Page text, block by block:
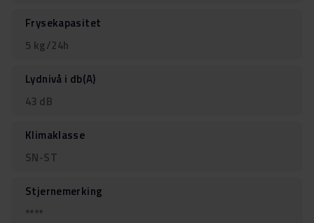
Frysekapasitet
5 kg/24h
Lydnivå i db(A)
43 dB
Klimaklasse
SN-ST
Stjernemerking
****